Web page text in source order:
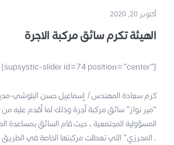
أكتوبر 20, 2020
الهيئة تكرم سائق مركبة الاجرة
[supsystic-slider id=74 position=”center”]
كرم سعادة المهندس/ إسماعيل حسن البلوشي-مدير
“مير نواز” سائق مركبة أجرة وذلك لما أقدم عليه
المسؤولية المجتمعية ، حيث قام السائق بمساعدة
المحرزي” التي تعطلت مركبتها الخاصة في الطريق العام .